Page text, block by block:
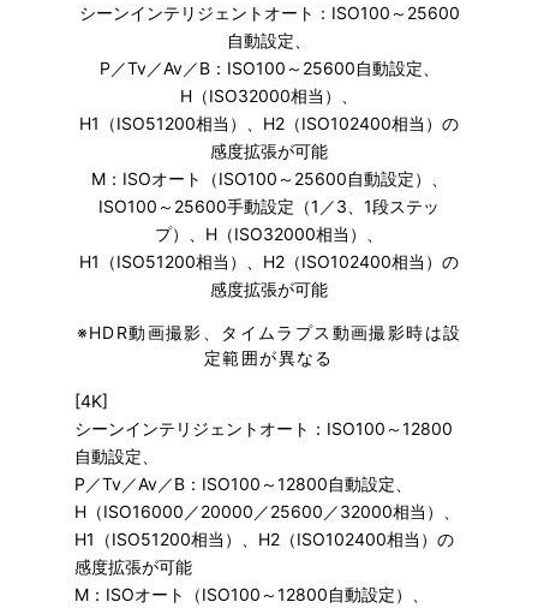
シーンインテリジェントオート：ISO100～25600
自動設定、
P／Tv／Av／B：ISO100～25600自動設定、
H（ISO32000相当）、
H1（ISO51200相当）、H2（ISO102400相当）の
感度拡張が可能
M：ISOオート（ISO100～25600自動設定）、
ISO100～25600手動設定（1／3、1段ステッ
プ）、H（ISO32000相当）、
H1（ISO51200相当）、H2（ISO102400相当）の
感度拡張が可能
※HDR動画撮影、タイムラプス動画撮影時は設
定範囲が異なる
[4K]
シーンインテリジェントオート：ISO100～12800
自動設定、
P／Tv／Av／B：ISO100～12800自動設定、
H（ISO16000／20000／25600／32000相当）、
H1（ISO51200相当）、H2（ISO102400相当）の
感度拡張が可能
M：ISOオート（ISO100～12800自動設定）、